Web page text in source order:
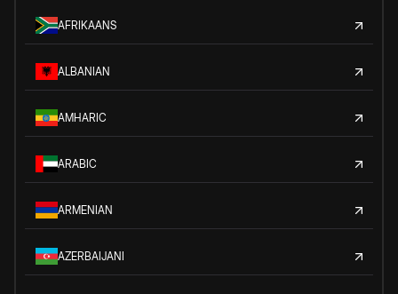
AFRIKAANS
ALBANIAN
AMHARIC
ARABIC
ARMENIAN
AZERBAIJANI